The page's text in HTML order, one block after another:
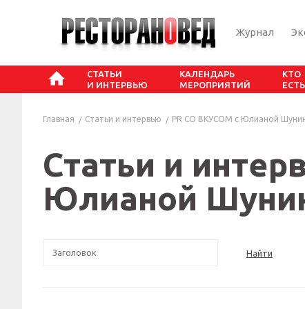
Журнал
СТАТЬИ
И ИНТЕРВЬЮ
КАЛЕНДАРЬ
МЕРОПРИЯТИЙ
КТО
Главная Статьи и интервью PR СО ВКУСОМ с Юлианой
Статьи и
Юлианой
Найти